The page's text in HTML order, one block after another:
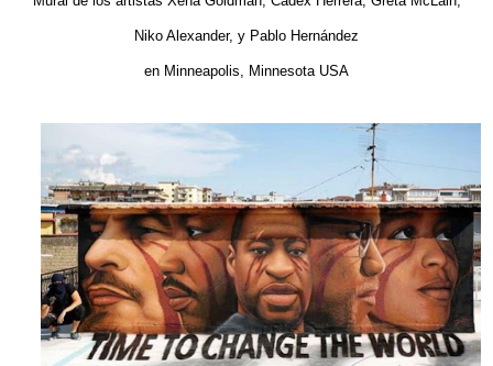
Niko Alexander, y Pablo Hernández
en Minneapolis, Minnesota USA